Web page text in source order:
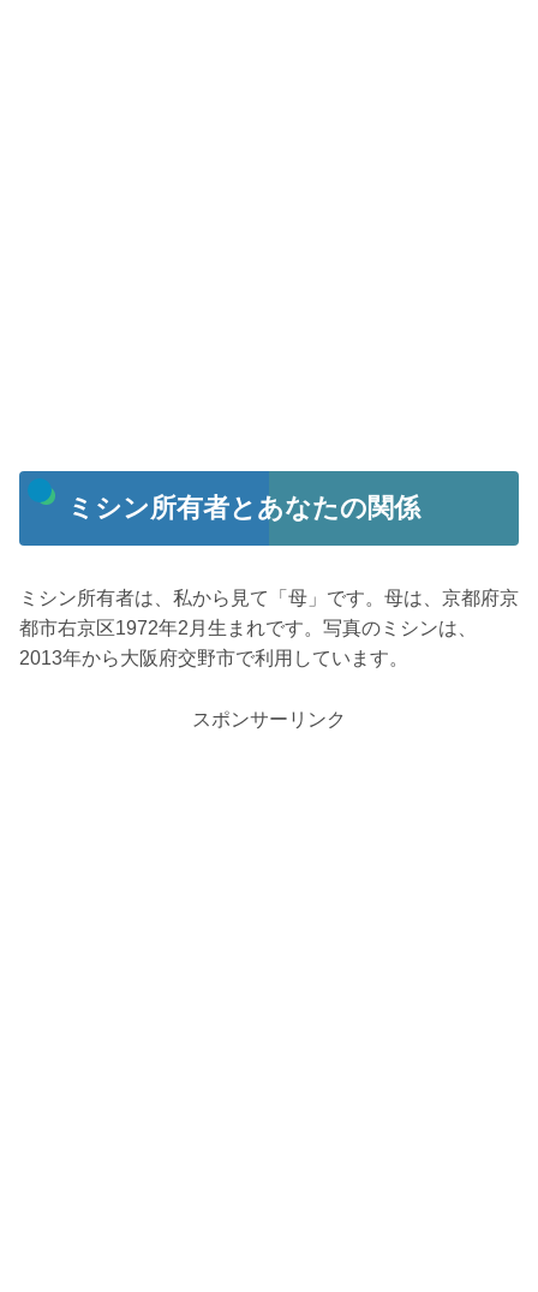
ミシン所有者とあなたの関係
ミシン所有者は、私から見て「母」です。母は、京都府京
都市右京区1972年2月生まれです。写真のミシンは、
2013年から大阪府交野市で利用しています。
スポンサーリンク